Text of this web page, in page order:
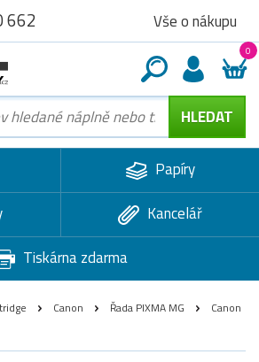
662 Vše o nákupu
0
Papíry
Kancelář
Tiskárna zdarma
Canon Řada PIXMA MG
Canon